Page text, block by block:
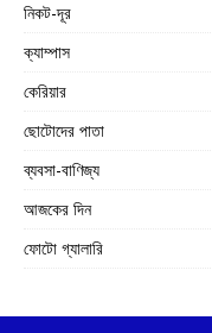
নিকট-দূর
ক্যাম্পাস
কেরিয়ার
ছোটোদের পাতা
ব্যবসা-বাণিজ্য
আজকের দিন
ফোটো গ্যালারি